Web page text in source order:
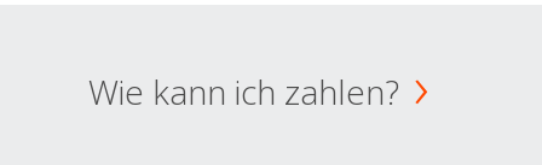
Wie kann ich zahlen?